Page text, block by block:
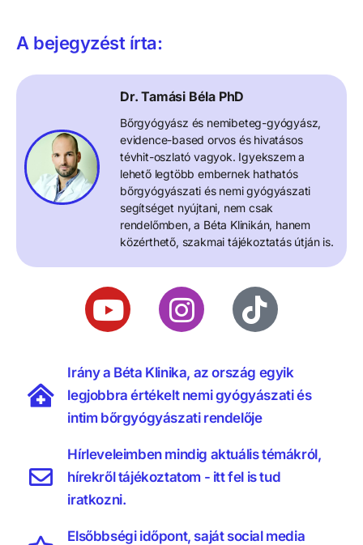
A bejegyzést írta:
Dr. Tamási Béla PhD
Bőrgyógyász és nemibeteg-gyógyász,
evidence-based orvos és hivatásos
tévhit-oszlató vagyok. Igyekszem a
lehető legtöbb embernek hathatós
bőrgyógyászati és nemi gyógyászati
segítséget nyújtani, nem csak
rendelőmben, a Béta Klinikán, hanem
közérthető, szakmai tájékoztatás útján is.
Irány a Béta Klinika, az ország egyik
legjobbra értékelt nemi gyógyászati és
intim bőrgyógyászati rendelője
Hírleveleimben mindig aktuális témákról,
hírekről tájékoztatom - itt fel is tud
iratkozni.
Elsőbbségi időpont, saját social media